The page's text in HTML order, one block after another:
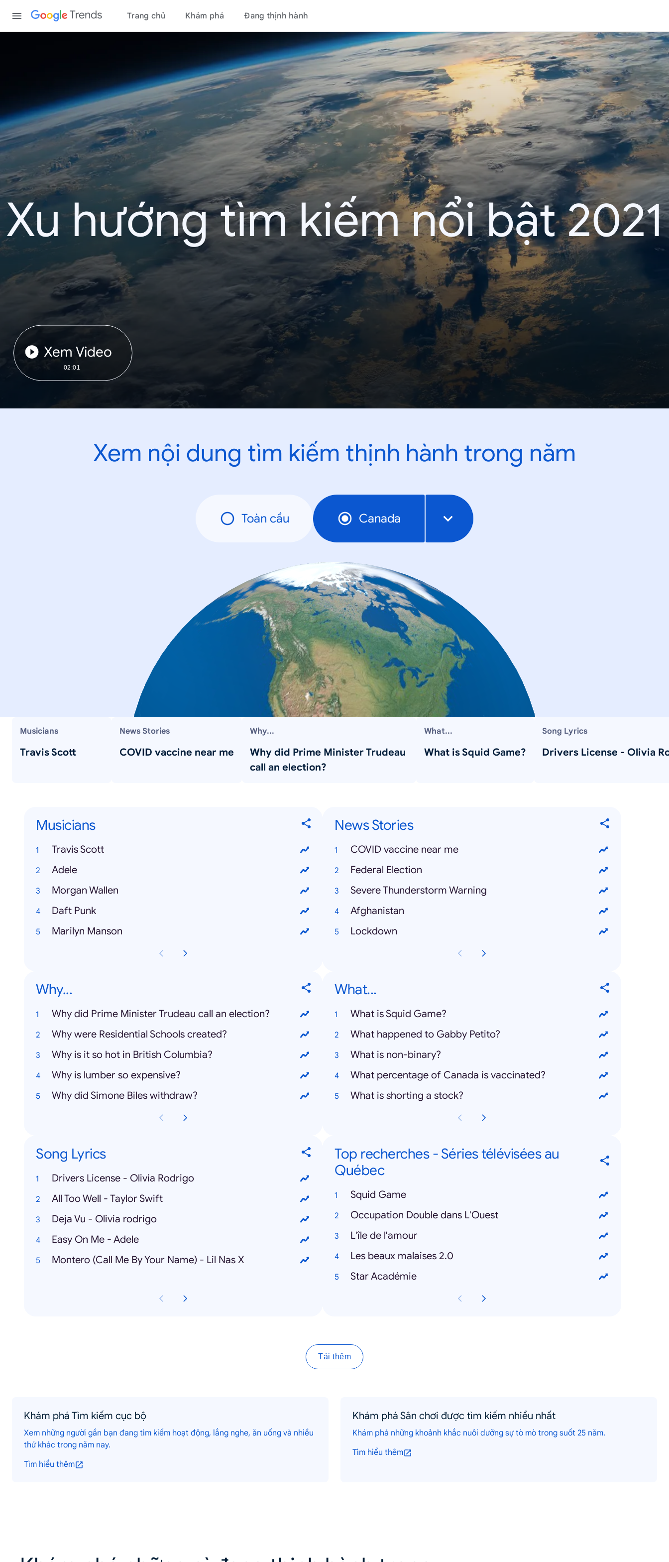
Trends Trang chủ Khám phá Đang thịnh hành
Xu hướng tìm kiếm nổi bật 2021
Xem Video
02:01
Xem nội dung tìm kiếm thịnh hành trong năm
Toàn cầu Canada
Musicians
Travis Scott
News Stories
COVID vaccine near me
Why...
Why did Prime Minister Trudeau
call an election?
What...
What is Squid Game?
Song Lyrics
Drivers License - Olivia
Musicians
Travis Scott
Adele
Morgan Wallen
Daft Punk
Marilyn Manson
News Stories
COVID vaccine near me
Federal Election
Severe Thunderstorm Warning
Afghanistan
Lockdown
Why...
Why did Prime Minister Trudeau call an election?
Why were Residential Schools created?
Why is it so hot in British Columbia?
Why is lumber so expensive?
Why did Simone Biles withdraw?
What...
What is Squid Game?
What happened to Gabby Petito?
What is non-binary?
What percentage of Canada is vaccinated?
What is shorting a stock?
Song Lyrics
Drivers License - Olivia Rodrigo
All Too Well - Taylor Swift
Deja Vu - Olivia rodrigo
Easy On Me - Adele
Montero (Call Me By Your Name) - Lil Nas X
Top recherches - Séries télévisées au
Québec
Squid Game
Occupation Double dans L'Ouest
L'île de l'amour
Les beaux malaises 2.0
Star Académie
Tải thêm
Khám phá Tìm kiếm cục bộ
Xem những người gần bạn đang tìm kiếm hoạt động, lắng nghe, ăn uống và nhiều
thứ khác trong năm nay.
Tìm hiểu thêm
Khám phá Sân chơi được tìm kiếm nhiều nhất
Khám phá những khoảnh khắc nuôi dưỡng sự tò mò trong suốt 25 năm.
Tìm hiểu thêm